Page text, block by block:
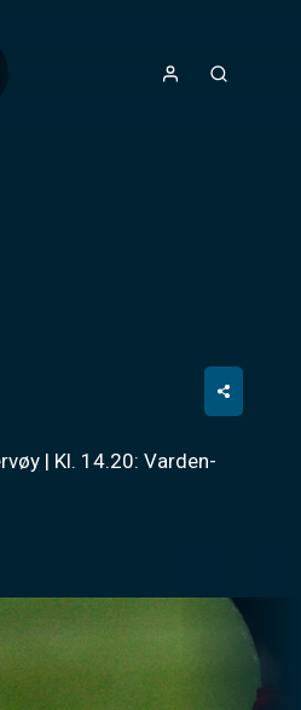
| Kl. 14.20: Varden-